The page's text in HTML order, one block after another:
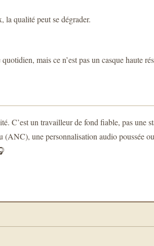
la qualité peut se dégrader.
mais ce n’est pas un casque haute
un travailleur de fond fiable, pas une
(ANC), une personnalisation audio poussée